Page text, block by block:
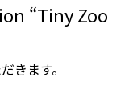
“Tiny Zoo
きます。